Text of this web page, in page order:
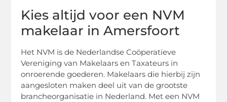
Kies altijd voor een NVM
makelaar in Amersfoort
Het NVM is de Nederlandse Coöperatieve
Vereniging van Makelaars en Taxateurs in
onroerende goederen. Makelaars die hierbij zijn
aangesloten maken deel uit van de grootste
brancheorganisatie in Nederland. Met een NVM